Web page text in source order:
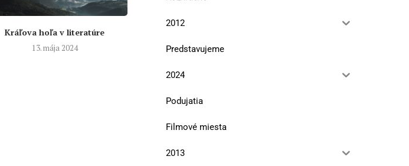
Kráľova hoľa v literatúre
13. mája 2024 11. marca 2024
2012
Predstavujeme
2024
Podujatia
Filmové miesta
2013